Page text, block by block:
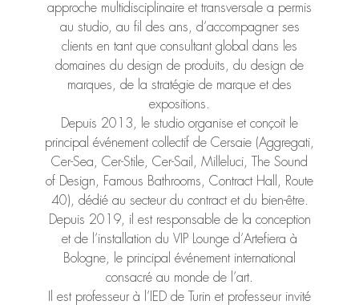
approche multidisciplinaire et transversale a permis
au studio, au fil des ans, d’accompagner ses
clients en tant que consultant global dans les
domaines du design de produits, du design de
marques, de la stratégie de marque et des
expositions.
Depuis 2013, le studio organise et conçoit le
principal événement collectif de Cersaie (Aggregati,
Cer-Sea, Cer-Stile, Cer-Sail, Milleluci, The Sound
of Design, Famous Bathrooms, Contract Hall, Route
40), dédié au secteur du contract et du bien-être.
Depuis 2019, il est responsable de la conception
et de l’installation du VIP Lounge d’Artefiera à
Bologne, le principal événement international
consacré au monde de l’art.
Il est professeur à l’IED de Turin et professeur invité